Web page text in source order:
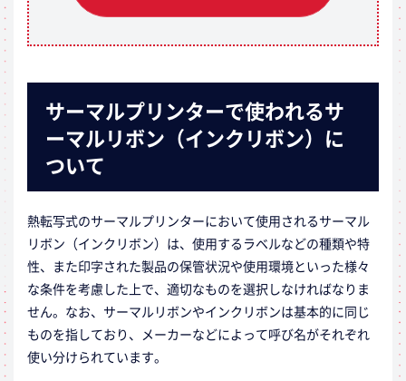
サーマルプリンターで使われるサ
ーマルリボン（インクリボン）に
ついて
熱転写式のサーマルプリンターにおいて使用されるサーマル
リボン（インクリボン）は、使用するラベルなどの種類や特
性、また印字された製品の保管状況や使用環境といった様々
な条件を考慮した上で、適切なものを選択しなければなりま
せん。なお、サーマルリボンやインクリボンは基本的に同じ
ものを指しており、メーカーなどによって呼び名がそれぞれ
使い分けられています。